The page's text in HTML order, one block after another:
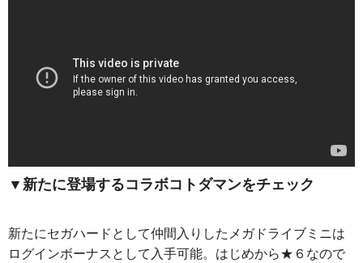
▼新たに登場するコラボコトダマンをチェック
新たにセガハードとして仲間入りしたメガドライブミニは
ログインボーナスとして入手可能。はじめから★６なので